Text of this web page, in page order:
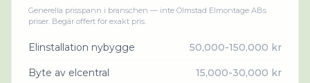
Generella prisspann i branschen — inte Ölmstad Elmontage ABs
priser. Begär offert för exakt pris.
Elinstallation nybygge 50,000-150,000 kr
Byte av elcentral 15,000-30,000 kr